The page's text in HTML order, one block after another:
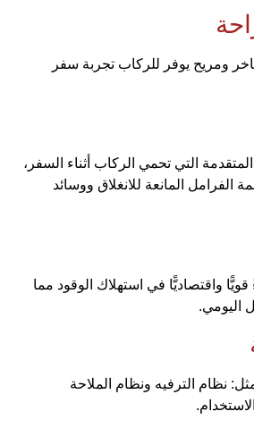
ومريح يوفر للركاب تجربة سفر
التي تحمي الركاب أثناء السفر،
الفرامل المانعة للانغلاق ووسائد
واقتصاديًّا في استهلاك الوقود مما
اليومي.
نظام الترفيه ونظام الملاحة